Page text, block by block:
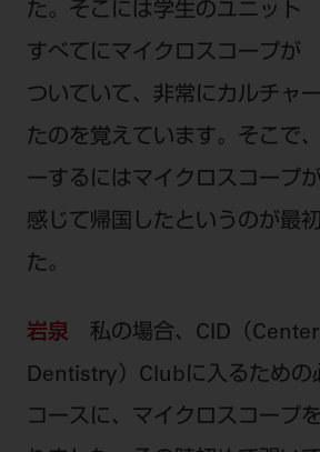
た。そこには学生のユニット
すべてにマイクロスコープが
ついていて、非常にカルチャ
たのを覚えています。そこで
ーするにはマイクロスコープ
感じて帰国したというのが最
た。
岩泉 私の場合、CID（
Dentistry）Clubに入るための
コースに、マイクロスコープ